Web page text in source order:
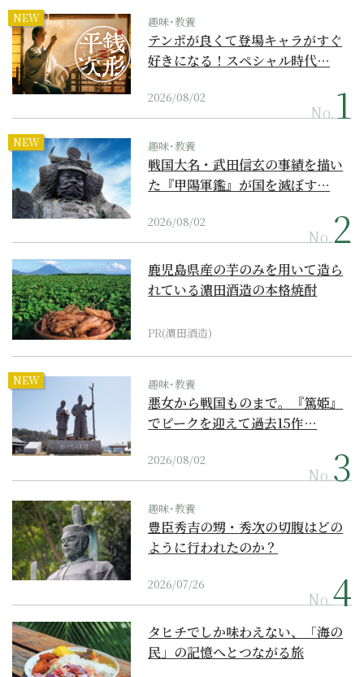
NEW 趣味･教養
テンポが良くて登場キャラがすぐ
好きになる！スペシャル時代…
2026/08/02
No.
NEW 趣味･教養
戦国大名・武田信玄の事績を描い
た『甲陽軍鑑』が国を滅ぼす…
2026/08/02
No.
鹿児島県産の芋のみを用いて造ら
れている濵田酒造の本格焼酎
PR(濵田酒造)
NEW 趣味･教養
悪女から戦国ものまで。『篤姫』
でピークを迎えて過去15作…
2026/08/02
No.
趣味･教養
豊臣秀吉の甥・秀次の切腹はどの
ように行われたのか？
2026/07/26
No.
タヒチでしか味わえない、「海の
民」の記憶へとつながる旅